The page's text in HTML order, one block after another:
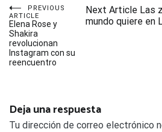
Navegación
de
PREVIOUS
ARTICLE
Elena Rose y
Shakira
revolucionan
Instagram con su
reencuentro
Next Article Las
mundo quiere en
Deja una respuesta
Tu dirección de correo electrónico